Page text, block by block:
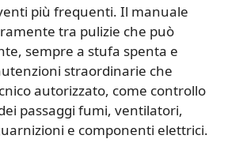
più frequenti. Il manuale
tra pulizie che può
sempre a stufa spenta e
straordinarie che
autorizzato, come controllo
passaggi fumi, ventilatori,
e componenti elettrici.